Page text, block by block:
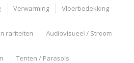
Verwarming Vloerbedekking
rariteiten Audiovisueel / Stroom
Tenten / Parasols